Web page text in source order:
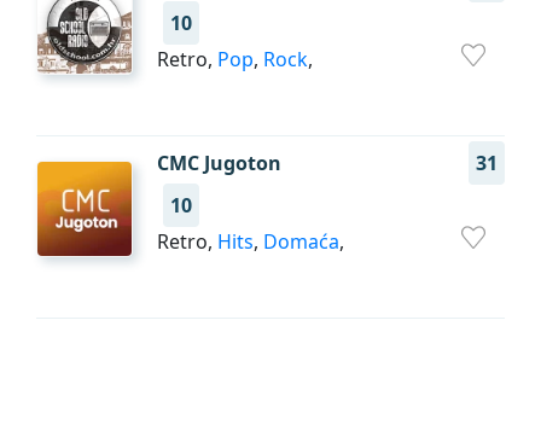
10
Retro, Pop, Rock,
CMC Jugoton
31
10
Retro, Hits, Domaća,